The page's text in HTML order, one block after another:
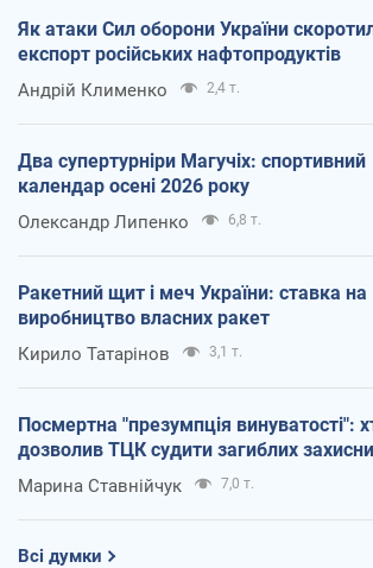
Як атаки Сил оборони України
експорт російських нафтопродуктів
Андрій Клименко 2,4 т.
Два супертурніри Магучіх: спортивний
календар осені 2026 року
Олександр Липенко 6,8 т.
Ракетний щит і меч України: ставка на
виробництво власних ракет
Кирило Татарінов 3,1 т.
Посмертна "презумпція винуватості":
дозволив ТЦК судити загиблих
Марина Ставнійчук 7,0 т.
Всі думки